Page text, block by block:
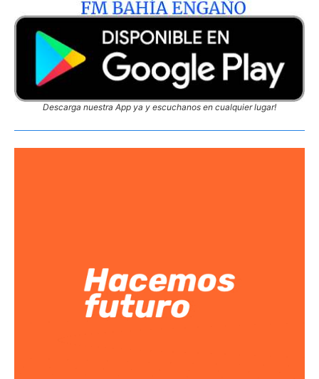
Descarga nuestra App ya y escuchanos en cualquier lugar!